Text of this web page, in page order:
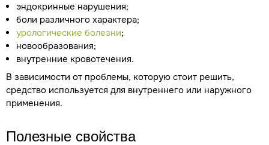
эндокринные нарушения;
боли различного характера;
урологические болезни;
новообразования;
внутренние кровотечения.
В зависимости от проблемы, которую стоит решить,
средство используется для внутреннего или наружного
применения.
Полезные свойства